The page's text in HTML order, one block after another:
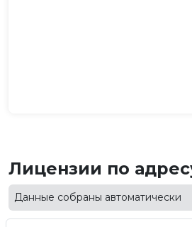
Лицензии по
Данные собраны автоматически